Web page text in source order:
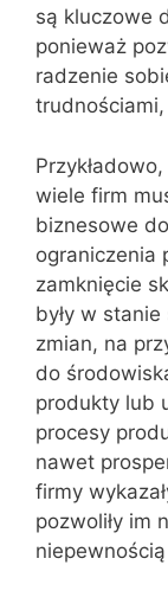
są kluczowe
ponieważ
radzenie
wiele firm
biznesowe
ograniczenia
zamknięcie
były w
zmian, na
do
produkty lub
procesy
nawet
firmy
pozwoliły im